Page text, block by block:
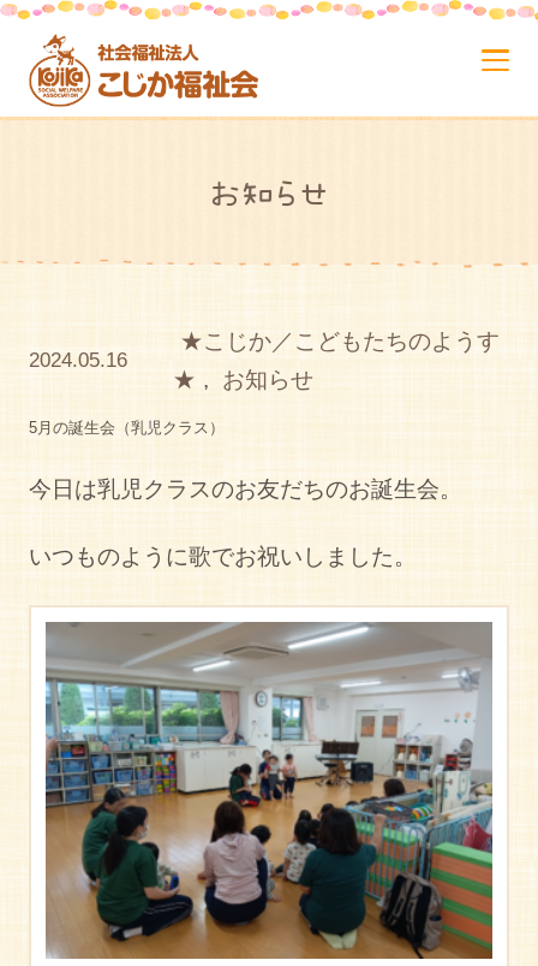
お知らせ
2024.05.16
★こじか／こどもたちのようす
★ , お知らせ
5月の誕生会（乳児クラス）
今日は乳児クラスのお友だちのお誕生会。
いつものように歌でお祝いしました。